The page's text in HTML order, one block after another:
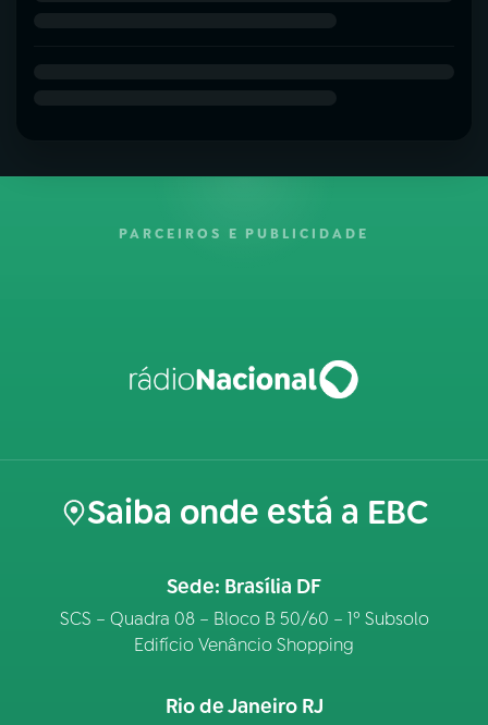
PARCEIROS E PUBLICIDADE
Saiba onde está a EBC
Sede: Brasília DF
SCS – Quadra 08 – Bloco B 50/60 – 1º Subsolo
Edifício Venâncio Shopping
Rio de Janeiro RJ